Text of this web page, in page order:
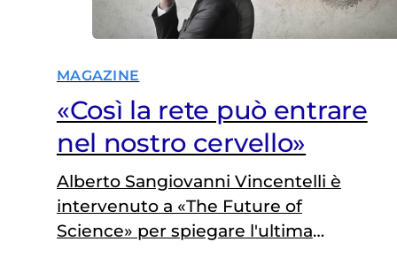
MAGAZINE
«Così la rete può entrare
nel nostro cervello»
Alberto Sangiovanni Vincentelli è
intervenuto a «The Future of
Science» per spiegare l'ultima